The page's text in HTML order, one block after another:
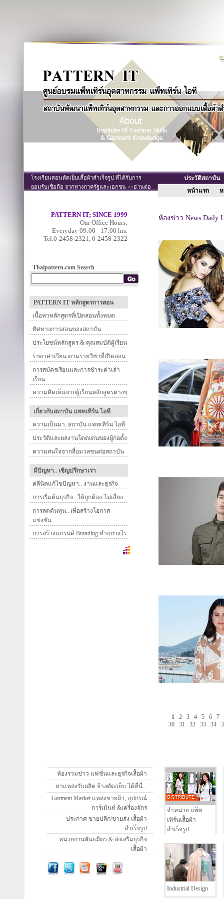
โรงเรียนสอนตัดเย็บเสื้อผ้าสำเร็จรูป ที่ได้รับการ
ยอมรับเชื่อถือ จากทางภาครัฐและเอกชน >>อ่านต่อ
ประวัติสถาบัน
หน้าแรก
ห
PATTERN IT; SINCE 1999
Our Office Hours;
Everyday 09:00 - 17:00 hrs.
Tel.0-2458-2321, 0-2458-2322
Thaipattern.com Search
PATTERN IT หลักสูตรการสอน
เนื้อหาหลักสูตรที่เปิดสอนทั้งหมด
ทิศทางการสอนของสถาบัน
ประโยชน์หลักสูตร & คุณสมบัติผู้เรียน
ราคาค่าเรียน ตามรายวิชาที่เปิดสอน
การสมัครเรียนและการชำระค่าเล่า
เรียน
ความคิดเห็นจากผู้เรียนหลักสูตรต่างๆ
เกี่ยวกับสถาบัน แพทเทิร์น ไอที
ความเป็นมา..สถาบัน แพทเทิร์น ไอที
ประวัติและผลงานโดดเด่นของผู้ก่อตั้ง
ความสนใจจากสื่อมวลชนต่อสถาบัน
มีปัญหา.. เชิญปรึกษาเรา
คลีนิคแก้ไขปัญหา.. งานและธุรกิจ
การเริ่มต้นธุรกิจ.. ให้ถูกต้อง-ไม่เสี่ยง
การลดต้นทุน.. เพื่อสร้างโอกาส
แข่งขัน
การสร้างแบรนด์ Branding ทำอย่างไร
ห้องข่าว News Daily
1 2 3 4 5 6
7
30
31 32 33 34
ห้องรวมข่าว แฟชั่นและธุรกิจเสื้อผ้า
หาแหล่งรับผลิต จ้างตัด/เย็บ ได้ที่นี่...
Garment Market แหล่งขายผ้า, อุปกรณ์
การ์เม้นท์ &เครื่องจักร
ประกาศ ขายปลีก/ขายส่ง เสื้อผ้า
สำเร็จรูป
หน่วยงานพันธมิตร & ส่งเสริมธุรกิจ
เสื้อผ้า
จำหน่าย แพ็ท
เทิร์นเสื้อผ้า
สำเร็จรูป
Industrial Design